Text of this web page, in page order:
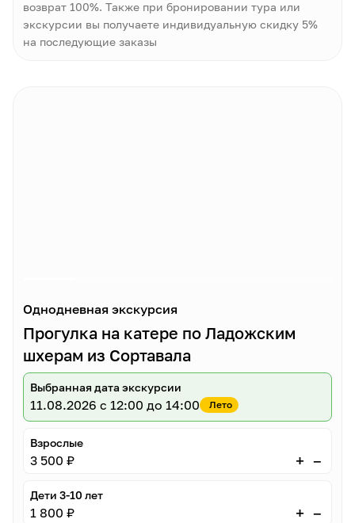
возврат 100%. Также при бронировании тура или
экскурсии вы получаете индивидуальную скидку 5%
на последующие заказы
Однодневная экскурсия
Прогулка на катере по Ладожским
шхерам из Сортавала
Выбранная дата экскурсии
11.08.2026 с 12:00 до 14:00 Лето
Взрослые
3 500 ₽ + –
Дети 3-10 лет
1 800 ₽ + –